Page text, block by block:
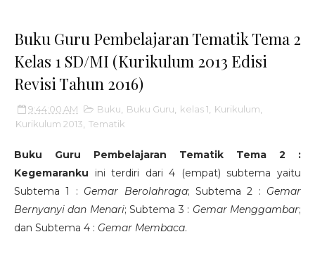
Buku Guru Pembelajaran Tematik Tema 2
Kelas 1 SD/MI (Kurikulum 2013 Edisi
Revisi Tahun 2016)
9:44:00 AM Buku Buku Guru kelas 1 Kurikulum
Kurikulum 2013 Tematik
Buku Guru Pembelajaran Tematik Tema 2 :
Kegemaranku ini terdiri dari 4 (empat) subtema yaitu
Subtema 1 : Gemar Berolahraga; Subtema 2 : Gemar
Bernyanyi dan Menari; Subtema 3 : Gemar Menggambar;
dan Subtema 4 : Gemar Membaca.